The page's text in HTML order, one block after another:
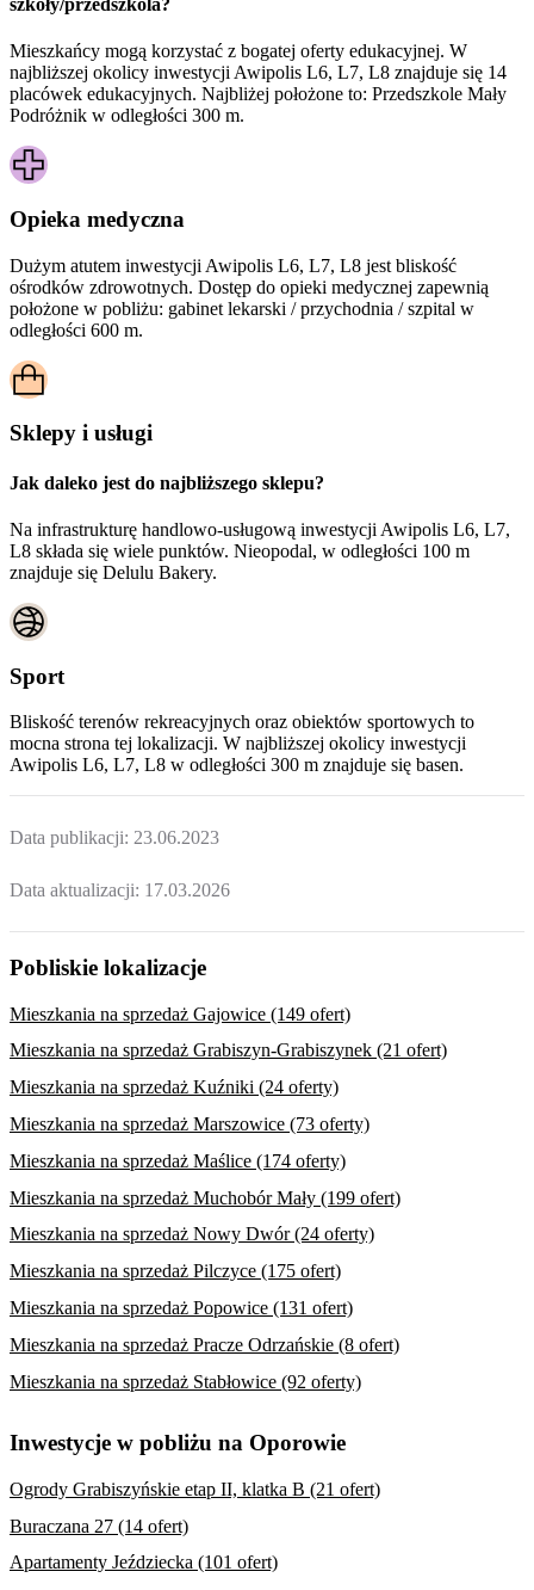
szkoły/przedszkola?
Mieszkańcy mogą korzystać z bogatej oferty edukacyjnej. W
najbliższej okolicy inwestycji Awipolis L6, L7, L8 znajduje się 14
placówek edukacyjnych. Najbliżej położone to: Przedszkole Mały
Podróżnik w odległości 300 m.
Opieka medyczna
Dużym atutem inwestycji Awipolis L6, L7, L8 jest bliskość
ośrodków zdrowotnych. Dostęp do opieki medycznej zapewnią
położone w pobliżu: gabinet lekarski / przychodnia / szpital w
odległości 600 m.
Sklepy i usługi
Jak daleko jest do najbliższego sklepu?
Na infrastrukturę handlowo-usługową inwestycji Awipolis L6, L7,
L8 składa się wiele punktów. Nieopodal, w odległości 100 m
znajduje się Delulu Bakery.
Sport
Bliskość terenów rekreacyjnych oraz obiektów sportowych to
mocna strona tej lokalizacji. W najbliższej okolicy inwestycji
Awipolis L6, L7, L8 w odległości 300 m znajduje się basen.
Data publikacji: 23.06.2023
Data aktualizacji: 17.03.2026
Pobliskie lokalizacje
Mieszkania na sprzedaż Gajowice (149 ofert)
Mieszkania na sprzedaż Grabiszyn-Grabiszynek (21 ofert)
Mieszkania na sprzedaż Kuźniki (24 oferty)
Mieszkania na sprzedaż Marszowice (73 oferty)
Mieszkania na sprzedaż Maślice (174 oferty)
Mieszkania na sprzedaż Muchobór Mały (199 ofert)
Mieszkania na sprzedaż Nowy Dwór (24 oferty)
Mieszkania na sprzedaż Pilczyce (175 ofert)
Mieszkania na sprzedaż Popowice (131 ofert)
Mieszkania na sprzedaż Pracze Odrzańskie (8 ofert)
Mieszkania na sprzedaż Stabłowice (92 oferty)
Inwestycje w pobliżu na Oporowie
Ogrody Grabiszyńskie etap II, klatka B (21 ofert)
Buraczana 27 (14 ofert)
Apartamenty Jeździecka (101 ofert)